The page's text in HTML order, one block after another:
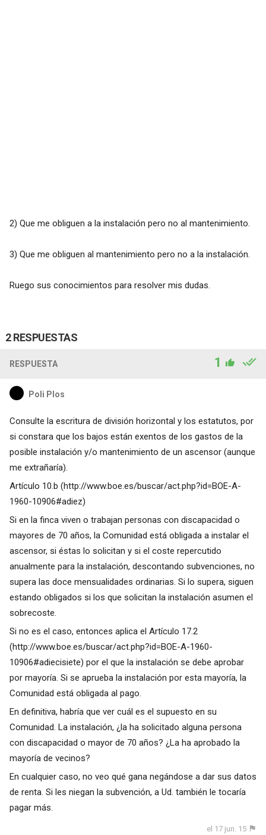
2) Que me obliguen a la instalación pero no al mantenimiento.
3) Que me obliguen al mantenimiento pero no a la instalación.
Ruego sus conocimientos para resolver mis dudas.
2 RESPUESTAS
RESPUESTA 1
Poli Plos
Consulte la escritura de división horizontal y los estatutos, por
si constara que los bajos están exentos de los gastos de la
posible instalación y/o mantenimiento de un ascensor (aunque
me extrañaría).
Artículo 10.b (http://www.boe.es/buscar/act.php?id=BOE-A-
1960-10906#adiez)
Si en la finca viven o trabajan personas con discapacidad o
mayores de 70 años, la Comunidad está obligada a instalar el
ascensor, si éstas lo solicitan y si el coste repercutido
anualmente para la instalación, descontando subvenciones, no
supera las doce mensualidades ordinarias. Si lo supera, siguen
estando obligados si los que solicitan la instalación asumen el
sobrecoste.
Si no es el caso, entonces aplica el Artículo 17.2
(http://www.boe.es/buscar/act.php?id=BOE-A-1960-
10906#adiecisiete) por el que la instalación se debe aprobar
por mayoría. Si se aprueba la instalación por esta mayoría, la
Comunidad está obligada al pago.
En definitiva, habría que ver cuál es el supuesto en su
Comunidad. La instalación, ¿la ha solicitado alguna persona
con discapacidad o mayor de 70 años? ¿La ha aprobado la
mayoría de vecinos?
En cualquier caso, no veo qué gana negándose a dar sus datos
de renta. Si les niegan la subvención, a Ud. también le tocaría
pagar más.
el 17 jun. 15